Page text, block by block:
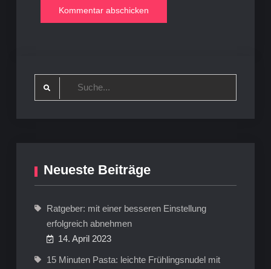
Neueste Beiträge
Ratgeber: mit einer besseren Einstellung
erfolgreich abnehmen
14. April 2023
15 Minuten Pasta: leichte Frühlingsnudel mit